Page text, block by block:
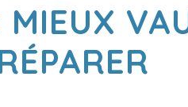
MIEUX